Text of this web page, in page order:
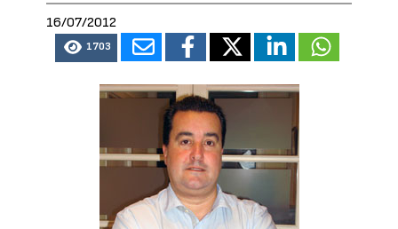
16/07/2012
1703